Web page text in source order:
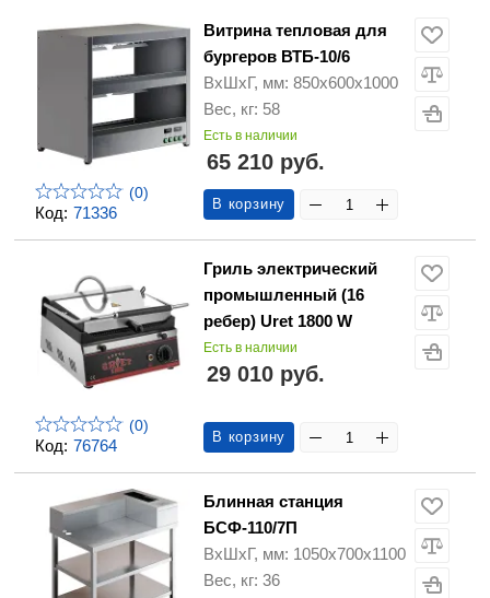
Код: 71336
(0)
Витрина тепловая для
бургеров ВТБ-10/6
ВхШхГ, мм: 850х600х1000
Вес, кг: 58
Есть в наличии
65 210 руб.
В корзину
Код: 76764
(0)
Гриль электрический
промышленный (16
ребер) Uret 1800 W
Есть в наличии
29 010 руб.
В корзину
Блинная станция
БСФ-110/7П
ВхШхГ, мм: 1050х700х1100
Вес, кг: 36